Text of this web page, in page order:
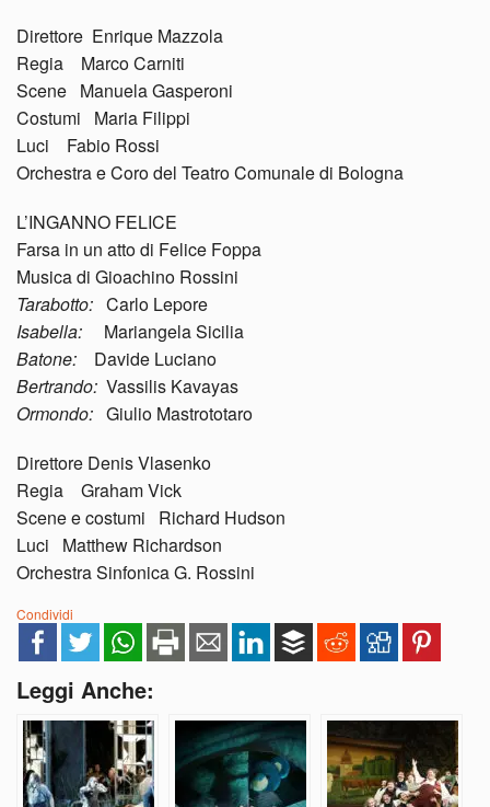
Direttore Enrique Mazzola
Regia Marco Carniti
Scene Manuela Gasperoni
Costumi Maria Filippi
Luci Fabio Rossi
Orchestra e Coro del Teatro Comunale di Bologna
L’INGANNO FELICE
Farsa in un atto di Felice Foppa
Musica di Gioachino Rossini
Tarabotto: Carlo Lepore
Isabella: Mariangela Sicilia
Batone: Davide Luciano
Bertrando: Vassilis Kavayas
Ormondo: Giulio Mastrototaro
Direttore Denis Vlasenko
Regia Graham Vick
Scene e costumi Richard Hudson
Luci Matthew Richardson
Orchestra Sinfonica G. Rossini
Condividi
Leggi Anche: